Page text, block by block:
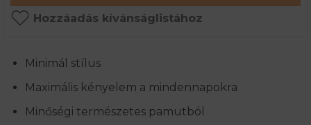
Hozzáadás kívánságlistához
Minimál stílus
Maximális kényelem a mindennapokra
Minőségi természetes pamutból